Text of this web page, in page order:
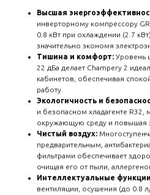
Высшая
инверторному компрессору
0.8 кВт при охлаждении (2.7
значительно экономя
Тишина и комфорт: Уровень
22 дБа делает Champery 2
кабинетов, обеспечивая
работу.
Экологичность и
и безопасном хладагенте R32,
окружающую среду и повышая
Чистый воздух:
предварительным,
фильтрами обеспечивает
очищая его от пыли,
Интеллектуальные
вентиляции, осушения (до 0.8